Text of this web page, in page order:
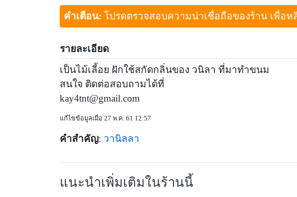
คำเตือน: โปรดตรวจสอบความน่าเชื่อถือของร้าน เพื่อ
รายละเอียด
เป็นไม้เลี้อย ฝักใช้สกัดกลิ่นของ วนิลา ที่มาทำขนม
สนใจ ติดต่อสอบถามได้ที่
kay4tnt@gmail.com
แก้ไขข้อมูลเมื่อ 27 พ.ค. 61 12:57
คำสำคัญ: วานิลลา
แนะนำเพิ่มเติมในร้านนี้